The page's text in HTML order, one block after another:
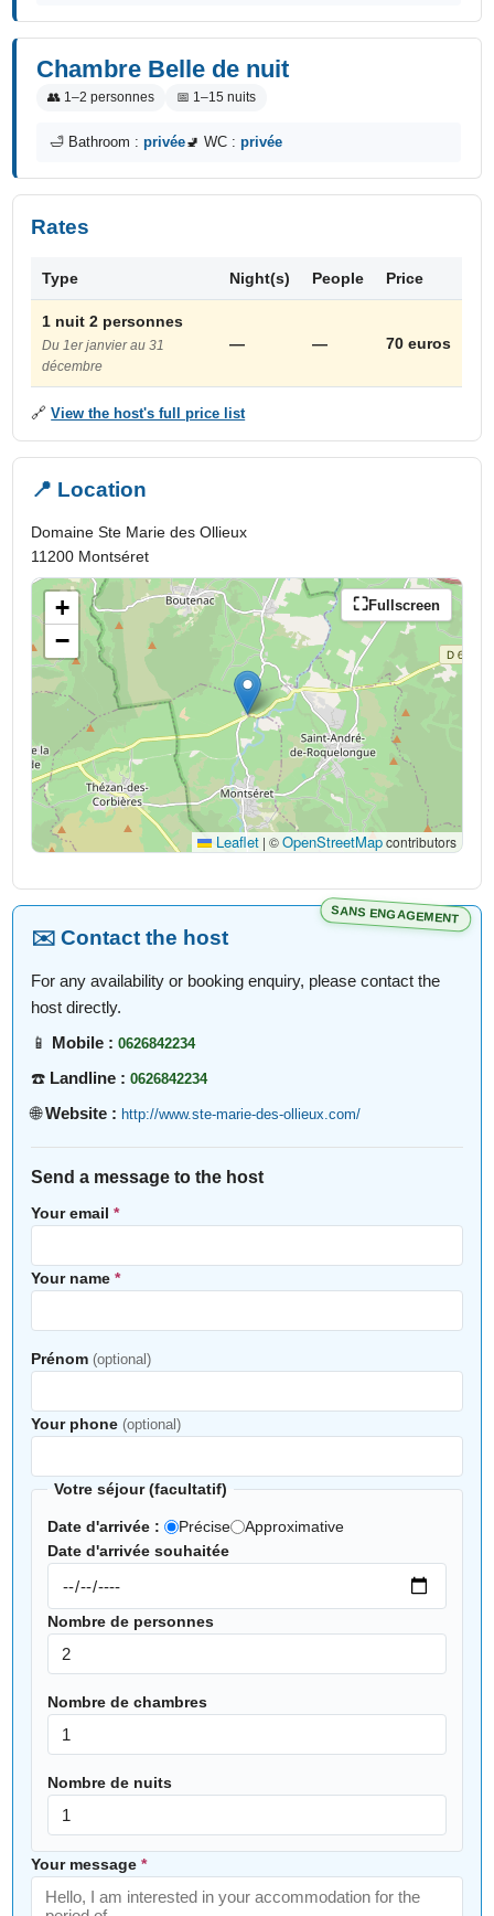
Chambre Belle de nuit
👥 1–2 personnes 📅 1–15 nuits
🛁 Bathroom :privée🚽 WC :privée
Rates
Type Night(s) People Price
1 nuit 2 personnes
Du 1er janvier au 31
décembre
— — 70 euros
🔗View the host's full price list
📍 Location
Domaine Ste Marie des Ollieux
11200 Montséret
Fullscreen
+
−
Leaflet | ©OpenStreetMapcontributors
SANS ENGAGEMENT
✉️ Contact the host
For any availability or booking enquiry, please contact the
host directly.
📱 Mobile : 0626842234
☎️ Landline : 0626842234
🌐Website : http://www.ste-marie-des-ollieux.com/
Send a message to the host
Your email*
Your name*
Prénom(optional)
Your phone(optional)
Votre séjour (facultatif)
Date d'arrivée : Précise
Approximative
Date d'arrivée souhaitée
Nombre de personnes
Nombre de chambres
Nombre de nuits
Your message*